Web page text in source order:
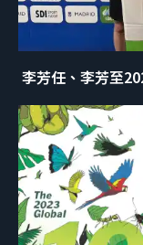
李芳任、李芳至